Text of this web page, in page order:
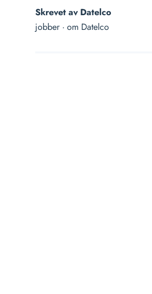
Skrevet av Datelco
jobber · om Datelco